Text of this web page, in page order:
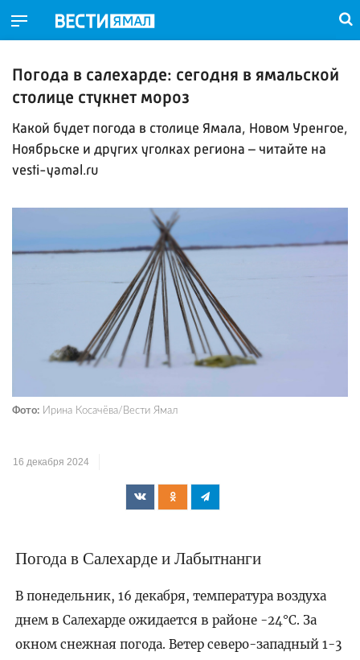
Погода в салехарде: сегодня в ямальской
столице стукнет мороз
Какой будет погода в столице Ямала, Новом Уренгое,
Ноябрьске и других уголках региона – читайте на
vesti-yamal.ru
Фото: Ирина Косачёва/Вести Ямал
16 декабря 2024
Погода в Салехарде и Лабытнанги
В понедельник, 16 декабря, температура воздуха
днем в Салехарде ожидается в районе -24°C. За
окном снежная погода. Ветер северо-западный 1-3